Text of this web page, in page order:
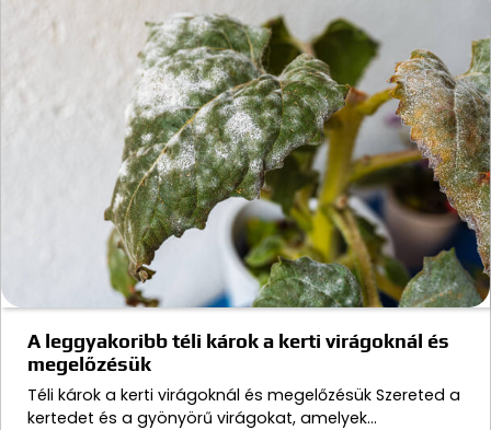
A leggyakoribb téli károk a kerti virágoknál és
megelőzésük
Téli károk a kerti virágoknál és megelőzésük Szereted a
kertedet és a gyönyörű virágokat, amelyek…